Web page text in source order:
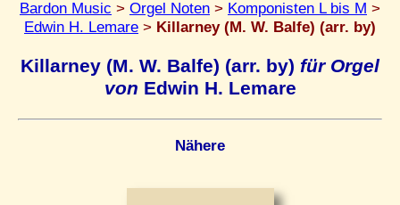
Bardon Music > Orgel Noten > Komponisten L bis M >
Edwin H. Lemare > Killarney (M. W. Balfe) (arr. by)
Killarney (M. W. Balfe) (arr. by) für Orgel
von Edwin H. Lemare
Nähere